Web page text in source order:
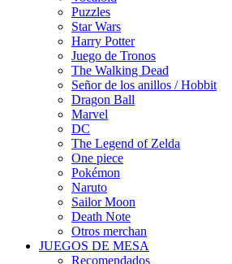
Puzzles
Star Wars
Harry Potter
Juego de Tronos
The Walking Dead
Señor de los anillos / Hobbit
Dragon Ball
Marvel
DC
The Legend of Zelda
One piece
Pokémon
Naruto
Sailor Moon
Death Note
Otros merchan
JUEGOS DE MESA
Recomendados